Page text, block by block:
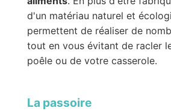
d'un matériau naturel et
permettent de réaliser de
tout en vous évitant de racler
poêle ou de votre casserole.
La passoire